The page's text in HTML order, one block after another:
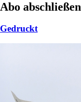
Abo abschließen
Gedruckt